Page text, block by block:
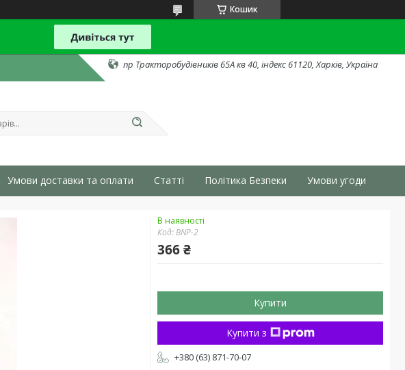
Кошик
пр Тракторобудівників 65А кв 40, індекс 61120, Харків, Україна
Умови доставки та оплати Статті Політика Безпеки Умови угоди
В наявності
Код:BNP-2
366 ₴
Купити
Купити з
+380 (63) 871-70-07